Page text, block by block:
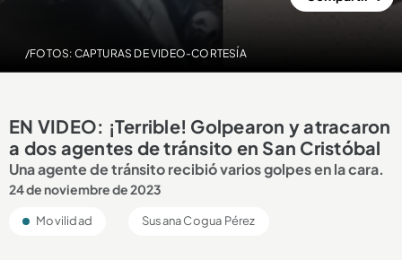
/FOTOS: CAPTURAS DE VIDEO-CORTESÍA
EN VIDEO: ¡Terrible! Golpearon y atracaron
a dos agentes de tránsito en San Cristóbal
Una agente de tránsito recibió varios golpes en la cara.
24 de noviembre de 2023
Movilidad Susana Cogua Pérez